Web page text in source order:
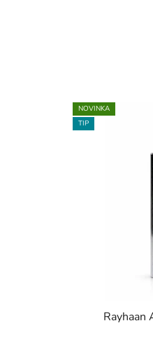
NOVINKA
TIP
Rayhaan